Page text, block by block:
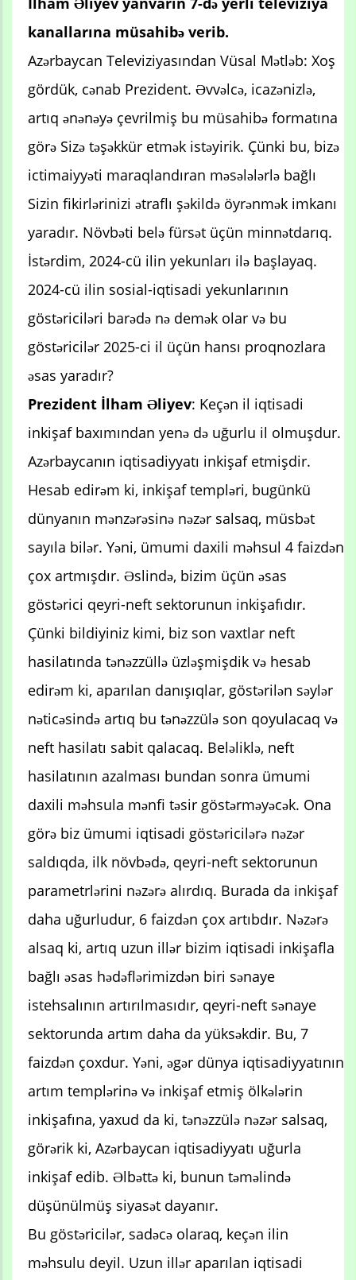
kanallarına müsahibə verib.
Azərbaycan Televiziyasından Vüsal Mətləb: Xoş
gördük, cənab Prezident. Əvvəlcə, icazənizlə,
artıq ənənəyə çevrilmiş bu müsahibə formatına
görə Sizə təşəkkür etmək istəyirik. Çünki bu, bizə
ictimaiyyəti maraqlandıran məsələlərlə bağlı
Sizin fikirlərinizi ətraflı şəkildə öyrənmək imkanı
yaradır. Növbəti belə fürsət üçün minnətdarıq.
İstərdim, 2024-cü ilin yekunları ilə başlayaq.
2024-cü ilin sosial-iqtisadi yekunlarının
göstəriciləri barədə nə demək olar və bu
göstəricilər 2025-ci il üçün hansı proqnozlara
əsas yaradır?
Prezident İlham Əliyev: Keçən il iqtisadi
inkişaf baxımından yenə də uğurlu il olmuşdur.
Azərbaycanın iqtisadiyyatı inkişaf etmişdir.
Hesab edirəm ki, inkişaf templəri, bugünkü
dünyanın mənzərəsinə nəzər salsaq, müsbət
sayıla bilər. Yəni, ümumi daxili məhsul 4 faizdən
çox artmışdır. Əslində, bizim üçün əsas
göstərici qeyri-neft sektorunun inkişafıdır.
Çünki bildiyiniz kimi, biz son vaxtlar neft
hasilatında tənəzzüllə üzləşmişdik və hesab
edirəm ki, aparılan danışıqlar, göstərilən səylər
nəticəsində artıq bu tənəzzülə son qoyulacaq və
neft hasilatı sabit qalacaq. Beləliklə, neft
hasilatının azalması bundan sonra ümumi
daxili məhsula mənfi təsir göstərməyəcək. Ona
görə biz ümumi iqtisadi göstəricilərə nəzər
saldıqda, ilk növbədə, qeyri-neft sektorunun
parametrlərini nəzərə alırdıq. Burada da inkişaf
daha uğurludur, 6 faizdən çox artıbdır. Nəzərə
alsaq ki, artıq uzun illər bizim iqtisadi inkişafla
bağlı əsas hədəflərimizdən biri sənaye
istehsalının artırılmasıdır, qeyri-neft sənaye
sektorunda artım daha da yüksəkdir. Bu, 7
faizdən çoxdur. Yəni, əgər dünya iqtisadiyyatının
artım templərinə və inkişaf etmiş ölkələrin
inkişafına, yaxud da ki, tənəzzülə nəzər salsaq,
görərik ki, Azərbaycan iqtisadiyyatı uğurla
inkişaf edib. Əlbəttə ki, bunun təməlində
düşünülmüş siyasət dayanır.
Bu göstəricilər, sadəcə olaraq, keçən ilin
məhsulu deyil. Uzun illər aparılan iqtisadi